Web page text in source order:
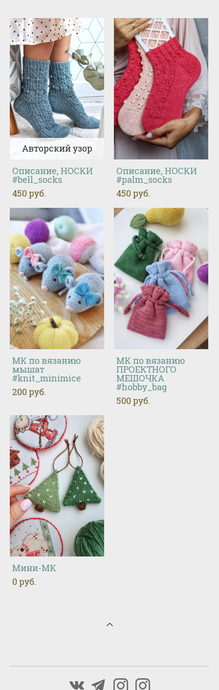
Авторский узор
Описание, НОСКИ
#bell_socks
450 pуб.
Описание, НОСКИ
#palm_socks
450 pуб.
МК по вязанию
мышат
#knit_minimice
200 pуб.
МК по вязанию
ПРОЕКТНОГО
МЕШОЧКА
#hobby_bag
500 pуб.
Мини-МК
0 pуб.